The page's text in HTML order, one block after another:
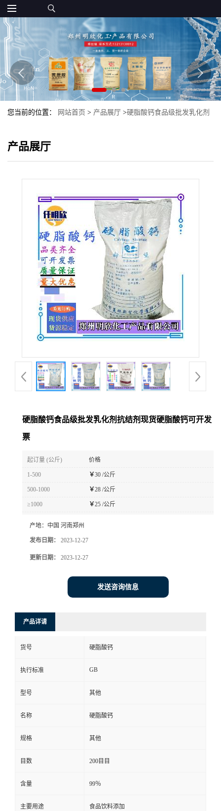
您当前的位置： 网站首页 > 产品展厅 >硬脂酸钙食品级批发乳化剂
产品展厅
硬脂酸钙食品级批发乳化剂抗结剂现货硬脂酸钙可开发
票
起订量 (公斤) 价格
1-500 ￥30 /公斤
500-1000 ￥28 /公斤
≥1000 ￥25 /公斤
产地： 中国 河南郑州
发布日期： 2023-12-27
更新日期： 2023-12-27
发送咨询信息
产品详请
货号 硬脂酸钙
执行标准 GB
型号 其他
名称 硬脂酸钙
规格 其他
目数 200目目
含量 99％
主要用途 食品饮料添加